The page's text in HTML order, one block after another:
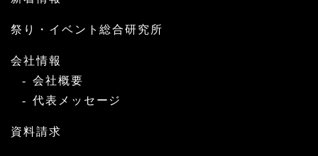
祭り・イベント総合研究所
会社情報
会社概要
代表メッセージ
資料請求